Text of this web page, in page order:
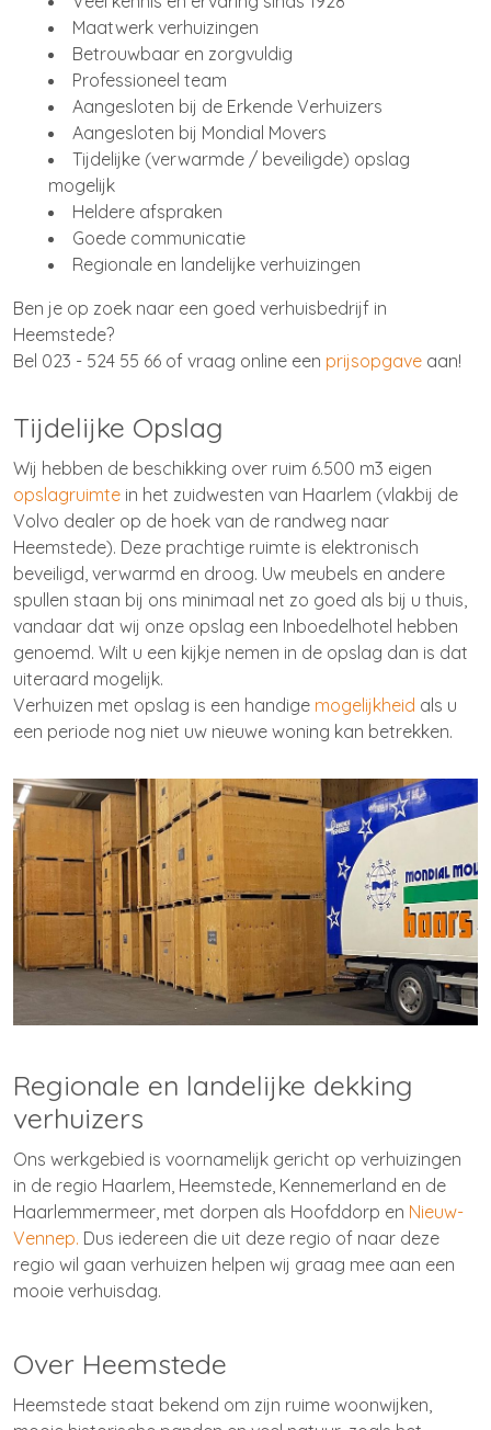
Maatwerk verhuizingen
Betrouwbaar en zorgvuldig
Professioneel team
Aangesloten bij de Erkende Verhuizers
Aangesloten bij Mondial Movers
Tijdelijke (verwarmde / beveiligde) opslag
mogelijk
Heldere afspraken
Goede communicatie
Regionale en landelijke verhuizingen
Ben je op zoek naar een goed verhuisbedrijf in
Heemstede?
Bel 023 - 524 55 66 of vraag online een prijsopgave aan!
Tijdelijke Opslag
Wij hebben de beschikking over ruim 6.500 m3 eigen
opslagruimte in het zuidwesten van Haarlem (vlakbij de
Volvo dealer op de hoek van de randweg naar
Heemstede). Deze prachtige ruimte is elektronisch
beveiligd, verwarmd en droog. Uw meubels en andere
spullen staan bij ons minimaal net zo goed als bij u thuis,
vandaar dat wij onze opslag een Inboedelhotel hebben
genoemd. Wilt u een kijkje nemen in de opslag dan is dat
uiteraard mogelijk.
Verhuizen met opslag is een handige mogelijkheid als u
een periode nog niet uw nieuwe woning kan betrekken.
Regionale en landelijke dekking
verhuizers
Ons werkgebied is voornamelijk gericht op verhuizingen
in de regio Haarlem, Heemstede, Kennemerland en de
Haarlemmermeer, met dorpen als Hoofddorp en Nieuw-
Vennep. Dus iedereen die uit deze regio of naar deze
regio wil gaan verhuizen helpen wij graag mee aan een
mooie verhuisdag.
Over Heemstede
Heemstede staat bekend om zijn ruime woonwijken,